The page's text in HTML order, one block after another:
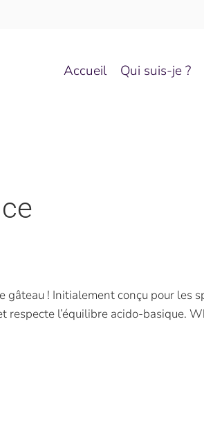
Accueil Qui suis-je ?
! Initialement conçu pour les
l’équilibre acido-basique.